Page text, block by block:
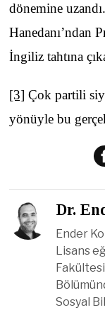
dönemine
Hanedanı’ndan
İngiliz tahtına
[3] Çok partili
yönüyle bu
Dr.
Ender
Lisans
Sosyal